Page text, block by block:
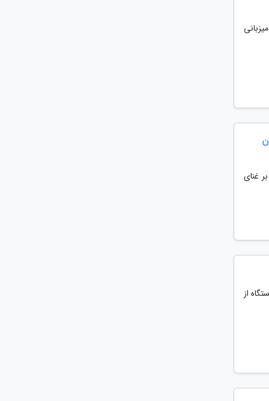
27 شهریور ماه به میزبانی
بر غنای
از